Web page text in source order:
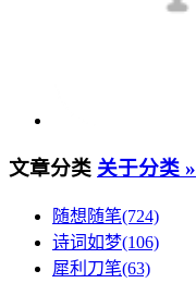
文章分类 关于分类 »
随想随笔(724)
诗词如梦(106)
犀利刀笔(63)